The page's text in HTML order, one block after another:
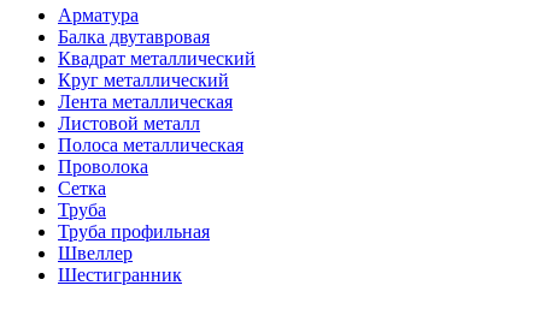
Арматура
Балка двутавровая
Квадрат металлический
Круг металлический
Лента металлическая
Листовой металл
Полоса металлическая
Проволока
Сетка
Труба
Труба профильная
Швеллер
Шестигранник